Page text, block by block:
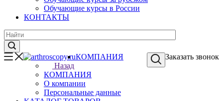
Обучающие курсы в России
КОНТАКТЫ
Заказать звонок
КОМПАНИЯ
Назад
КОМПАНИЯ
О компании
Персональные данные